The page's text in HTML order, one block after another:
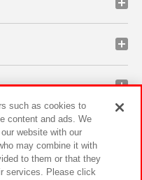
such as cookies to
content and ads. We
website with our
may combine it with
to them or that they
services. Please click